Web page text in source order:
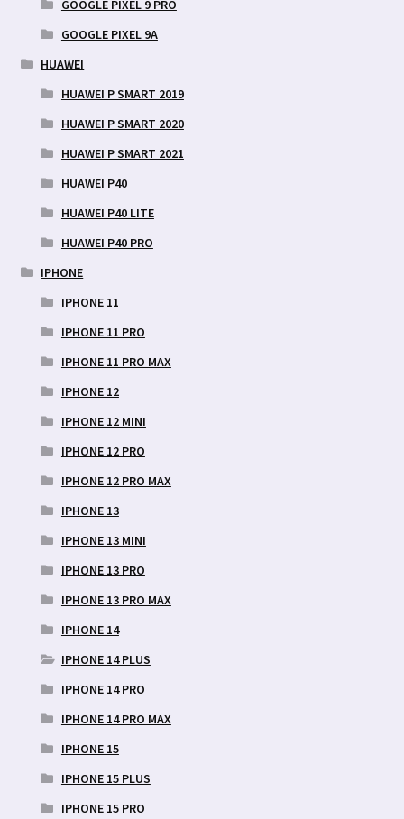
GOOGLE PIXEL 9 PRO
GOOGLE PIXEL 9A
HUAWEI
HUAWEI P SMART 2019
HUAWEI P SMART 2020
HUAWEI P SMART 2021
HUAWEI P40
HUAWEI P40 LITE
HUAWEI P40 PRO
IPHONE
IPHONE 11
IPHONE 11 PRO
IPHONE 11 PRO MAX
IPHONE 12
IPHONE 12 MINI
IPHONE 12 PRO
IPHONE 12 PRO MAX
IPHONE 13
IPHONE 13 MINI
IPHONE 13 PRO
IPHONE 13 PRO MAX
IPHONE 14
IPHONE 14 PLUS
IPHONE 14 PRO
IPHONE 14 PRO MAX
IPHONE 15
IPHONE 15 PLUS
IPHONE 15 PRO